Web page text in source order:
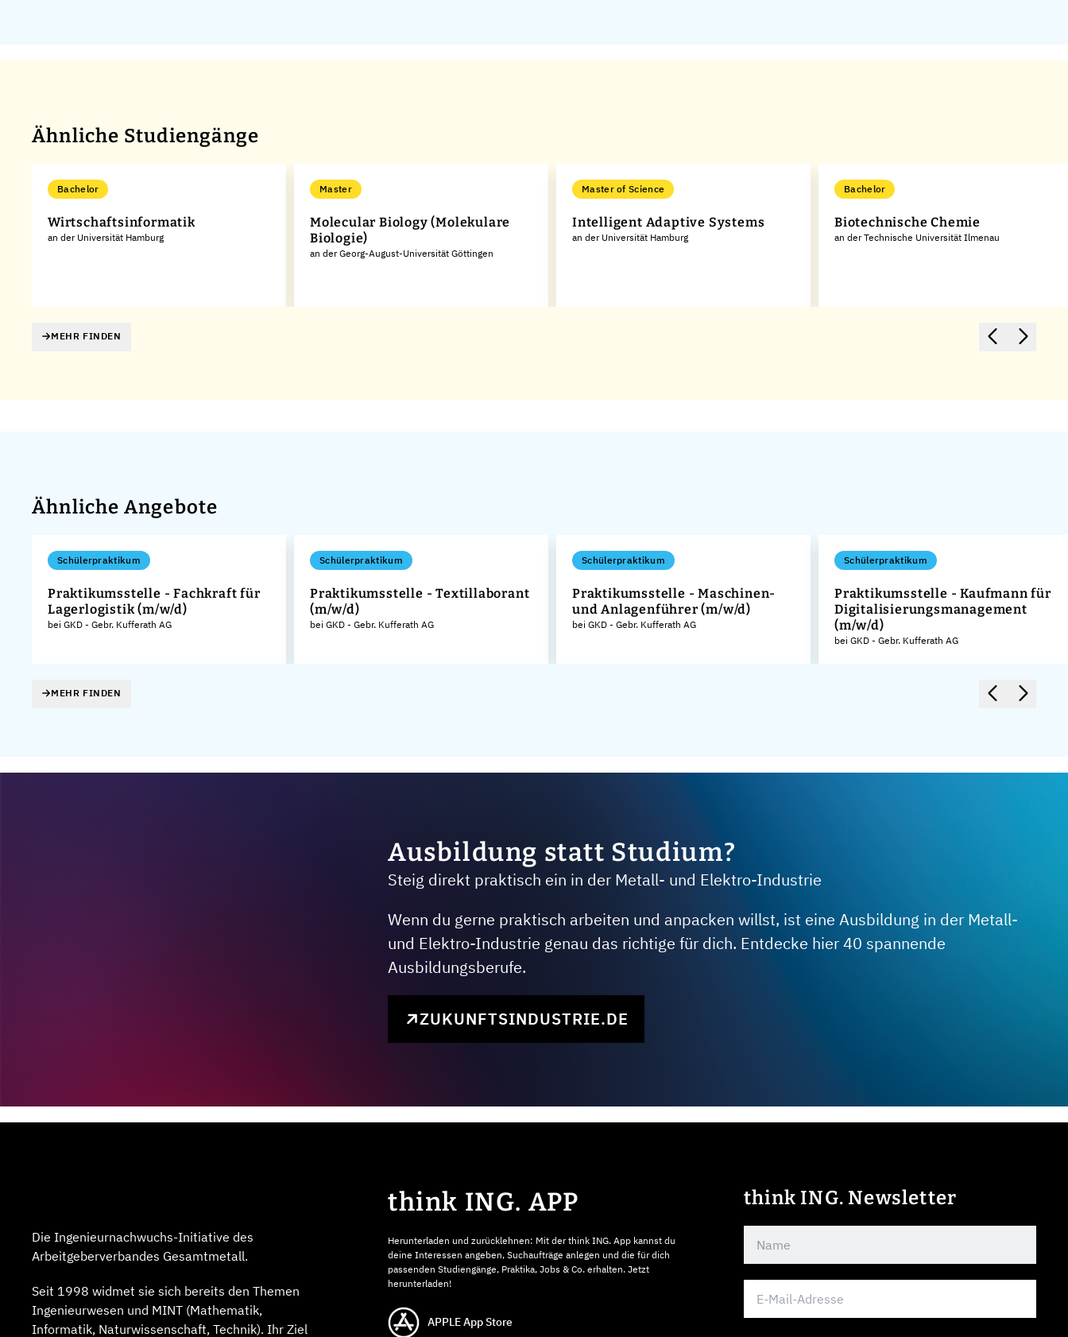
Ähnliche Studiengänge
Bachelor
Wirtschaftsinformatik
an der Universität Hamburg
Master
Molecular Biology (Molekulare
Biologie)
an der Georg-August-Universität Göttingen
Master of Science
Intelligent Adaptive Systems
an der Universität Hamburg
Bachelor
Biotechnische Chemie
an der Technische Universität Ilmenau
MEHR FINDEN
Ähnliche Angebote
Schülerpraktikum
Praktikumsstelle - Fachkraft für
Lagerlogistik (m/w/d)
bei GKD - Gebr. Kufferath AG
Schülerpraktikum
Praktikumsstelle - Textillaborant
(m/w/d)
bei GKD - Gebr. Kufferath AG
Schülerpraktikum
Praktikumsstelle - Maschinen-
und Anlagenführer (m/w/d)
bei GKD - Gebr. Kufferath AG
Schülerpraktikum
Praktikumsstelle - Kaufmann für
Digitalisierungsmanagement
(m/w/d)
bei GKD - Gebr. Kufferath AG
MEHR FINDEN
Ausbildung statt Studium?
Steig direkt praktisch ein in der Metall- und Elektro-Industrie
Wenn du gerne praktisch arbeiten und anpacken willst, ist eine Ausbildung in der Metall-
und Elektro-Industrie genau das richtige für dich. Entdecke hier 40 spannende
Ausbildungsberufe.
ZUKUNFTSINDUSTRIE.DE
Die Ingenieurnachwuchs-Initiative des
Arbeitgeberverbandes Gesamtmetall.
Seit 1998 widmet sie sich bereits den Themen
Ingenieurwesen und MINT (Mathematik,
Informatik, Naturwissenschaft, Technik). Ihr Ziel
think ING. APP
Herunterladen und zurücklehnen: Mit der think ING. App kannst du
deine Interessen angeben, Suchaufträge anlegen und die für dich
passenden Studiengänge, Praktika, Jobs & Co. erhalten. Jetzt
herunterladen!
APPLE App Store
think ING. Newsletter